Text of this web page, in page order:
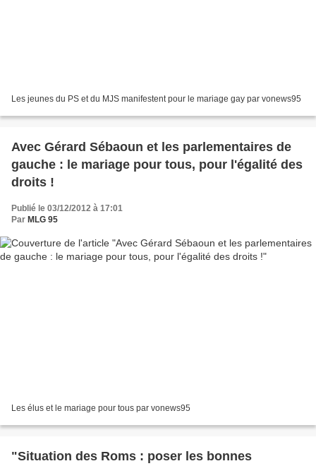
Les jeunes du PS et du MJS manifestent pour le mariage gay par vonews95
Avec Gérard Sébaoun et les parlementaires de
gauche : le mariage pour tous, pour l'égalité des
droits !
Publié le 03/12/2012 à 17:01
Par MLG 95
Les élus et le mariage pour tous par vonews95
"Situation des Roms : poser les bonnes